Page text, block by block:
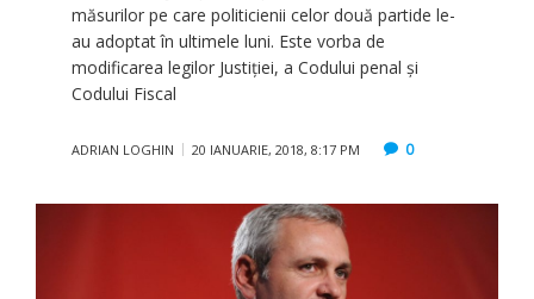
măsurilor pe care politicienii celor două partide le-
au adoptat în ultimele luni. Este vorba de
modificarea legilor Justiţiei, a Codului penal şi
Codului Fiscal
ADRIAN LOGHIN 20 IANUARIE, 2018, 8:17 PM 0